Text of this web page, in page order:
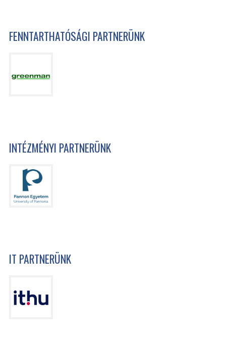
FENNTARTHATÓSÁGI PARTNERÜNK
INTÉZMÉNYI PARTNERÜNK
IT PARTNERÜNK